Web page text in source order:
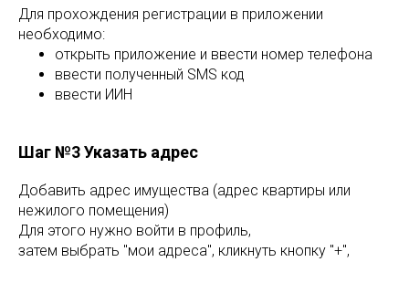
Для прохождения регистрации в приложении
необходимо:
открыть приложение и ввести номер телефона
ввести полученный SMS код
ввести ИИН
Шаг №3 Указать адрес
Добавить адрес имущества (адрес квартиры или
нежилого помещения)
Для этого нужно войти в профиль,
затем выбрать "мои адреса", кликнуть кнопку "+",